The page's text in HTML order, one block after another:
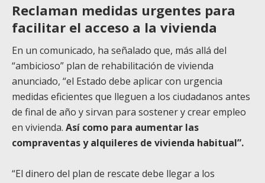
Reclaman medidas urgentes para
facilitar el acceso a la vivienda
En un comunicado, ha señalado que, más allá del
“ambicioso” plan de rehabilitación de vivienda
anunciado, “el Estado debe aplicar con urgencia
medidas eficientes que lleguen a los ciudadanos antes
de final de año y sirvan para sostener y crear empleo
en vivienda. Así como para aumentar las
compraventas y alquileres de vivienda habitual”.
“El dinero del plan de rescate debe llegar a los